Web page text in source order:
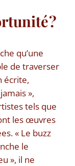
?
qu’une
de traverser
écrite,
»,
tels que
les œuvres
« Le buzz
le
», il ne